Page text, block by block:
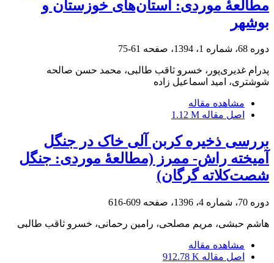
مطالعۀ موردی: استان‌های خوزستان و
بوشهر
دوره 68، شماره 1، 1394، صفحه 61-75
پدرام غدیری‌پور، خسرو ثاقب طالبی، محمد حسن صالحه
شوشتری، امید اسماعیل زاده
مشاهده مقاله
اصل مقاله 1.12 M
بررسی ذخیره کربن آلی خاک در جنگل
آمیخته راش- ممرز (مطالعۀ موردی: جنگل
شصت‌کلاته گرگان)
دوره 70، شماره 4، 1396، صفحه 609-616
هاشم حبشی، مریم مصلحی، رامین رحمانی، خسرو ثاقب طالبی
مشاهده مقاله
اصل مقاله 912.78 K